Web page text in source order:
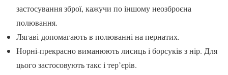
застосування зброї, кажучи по іншому неозброєна
полювання.
Лягаві-допомагають в полюванні на пернатих.
Норні-прекрасно виманюють лисиць і борсуків з нір. Для
цього застосовують такс і тер’єрів.